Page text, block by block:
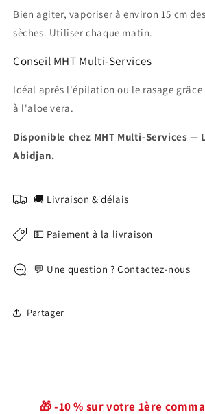
Bien agiter, vaporiser à environ 15 cm
sèches. Utiliser chaque matin.
Conseil MHT Multi-Services
Idéal après l'épilation ou le rasage grâce
à l'aloe vera.
Disponible chez MHT Multi-Services —
Abidjan.
🚚 Livraison & délais
💵 Paiement à la livraison
💬 Une question ? Contactez-nous
Partager
🎁 -10 % sur votre 1ère